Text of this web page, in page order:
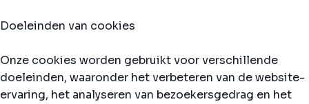
Doeleinden van cookies
Onze cookies worden gebruikt voor verschillende
doeleinden, waaronder het verbeteren van de website-
ervaring, het analyseren van bezoekersgedrag en het